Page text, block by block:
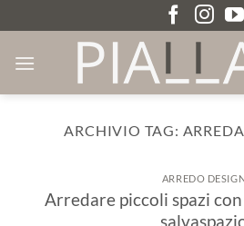
ai
contenuti
ARCHIVIO TAG:
ARREDO
Arredare piccoli spazi